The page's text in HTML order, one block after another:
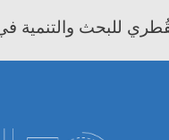
للبحث والتنمية في